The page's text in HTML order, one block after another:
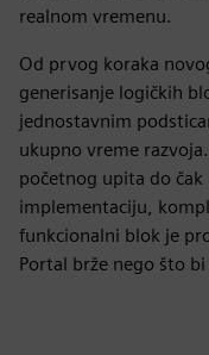
realnom vremenu.
Od prvog koraka
generisanje logičkih
jednostavnim
ukupno vreme
početnog upita do
implementaciju,
funkcionalni blok je
Portal brže nego što